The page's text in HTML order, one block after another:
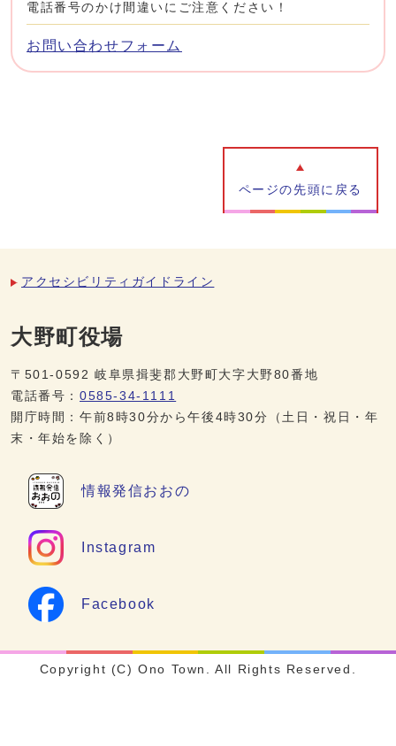
電話番号のかけ間違いにご注意ください！
お問い合わせフォーム
ページの先頭に戻る
アクセシビリティガイドライン
大野町役場
〒501-0592 岐阜県揖斐郡大野町大字大野80番地
電話番号： 0585-34-1111
開庁時間：午前8時30分から午後4時30分（土日・祝日・年
末・年始を除く）
情報発信おおの
Instagram
Facebook
Copyright (C) Ono Town. All Rights Reserved.